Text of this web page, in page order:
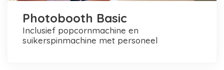
Photobooth Basic
inclusief popcornmachine en
suikerspinmachine met personeel